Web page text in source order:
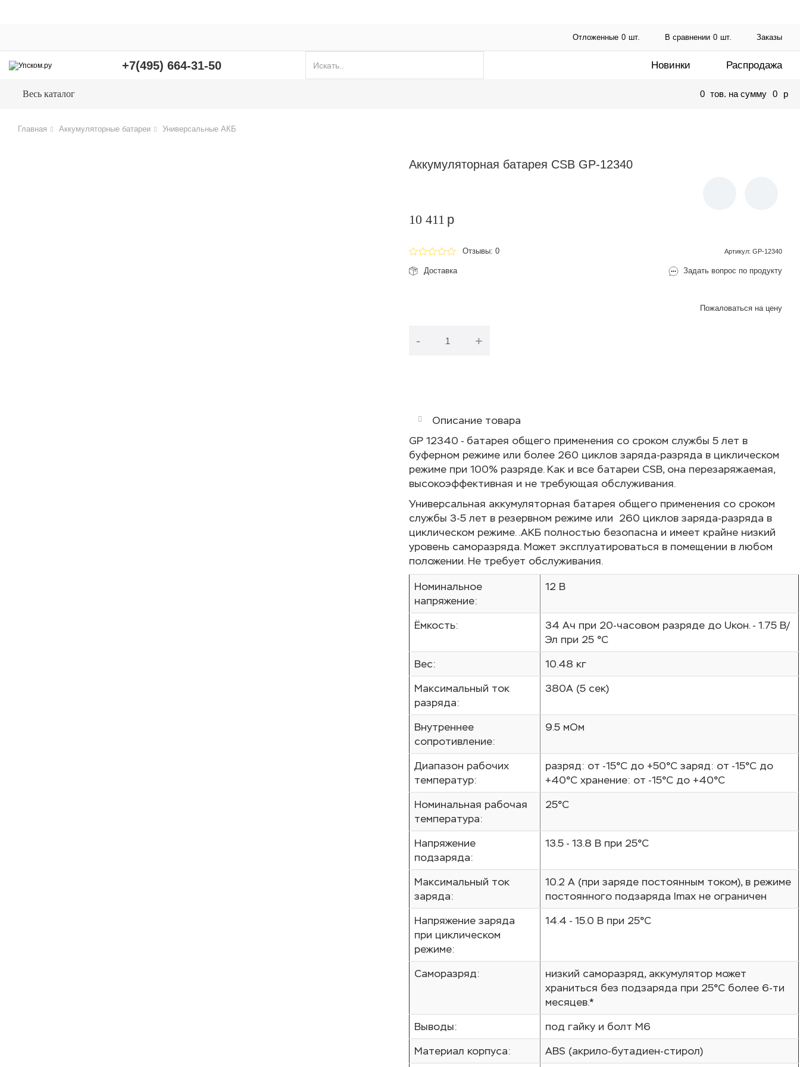
Отложенные 0 шт. В сравнении 0 шт. Заказы
+7(495) 664-31-50 Новинки Распродажа
Весь каталог 0 тов. на сумму 0 p
Главная Аккумуляторные батареи Универсальные АКБ
Аккумуляторная батарея CSB GP-12340
10 411 p
Отзывы: 0 Артикул: GP-12340
Доставка Задать вопрос по продукту
Пожаловаться на цену
- +
Описание товара
GP 12340 - батарея общего применения со сроком службы 5 лет в
буферном режиме или более 260 циклов заряда-разряда в циклическом
режиме при 100% разряде. Как и все батареи CSB, она перезаряжаемая,
высокоэффективная и не требующая обслуживания.
Универсальная аккумуляторная батарея общего применения со сроком
службы 3-5 лет в резервном режиме или 260 циклов заряда-разряда в
циклическом режиме. .АКБ полностью безопасна и имеет крайне низкий
уровень саморазряда. Может эксплуатироваться в помещении в любом
положении. Не требует обслуживания.
Номинальное
напряжение:
12 В
Ёмкость:
34 Aч при 20-часовом разряде до Uкон. - 1.75 В/
Эл при 25 °С
Вес:
10.48 кг
Максимальный ток
разряда:
380A (5 сек)
Внутреннее
сопротивление:
9.5 мОм
Диапазон рабочих
температур:
разряд: от -15°С до +50°С заряд: от -15°С до
+40°С хранение: от -15°С до +40°С
Номинальная рабочая
температура:
25°С
Напряжение
подзаряда:
13.5 - 13.8 В при 25°С
Максимальный ток
заряда:
10.2 A (при заряде постоянным током), в режиме
постоянного подзаряда Imax не ограничен
Напряжение заряда
при циклическом
режиме:
14.4 - 15.0 В при 25°С
Саморазряд:
низкий саморазряд, аккумулятор может
храниться без подзаряда при 25°С более 6-ти
месяцев.*
Выводы:
под гайку и болт М6
Материал корпуса:
ABS (акрило-бутадиен-стирол)